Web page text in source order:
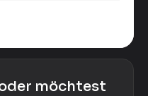
möchtest